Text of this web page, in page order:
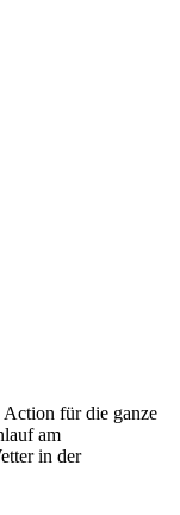
für die ganze
am
in der